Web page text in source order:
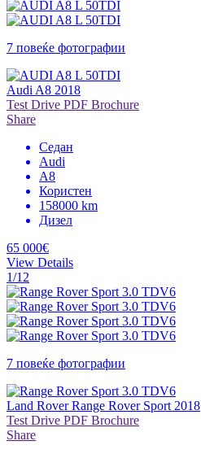
7 повеќе фотографии
Audi A8 2018
Test Drive PDF Brochure
Share
Седан
Audi
A8
Користен
158000 km
Дизел
65 000€
View Details
1/12
7 повеќе фотографии
Land Rover Range Rover Sport 2018
Test Drive PDF Brochure
Share